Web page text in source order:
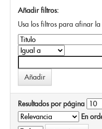
Añadir filtros:
Usa los filtros para afinar la
Resultados por página
En